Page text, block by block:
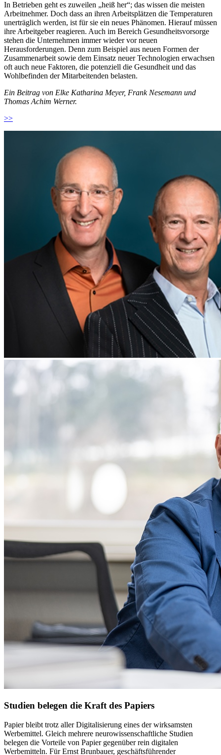
In Betrieben geht es zuweilen „heiß her“; das wissen die meisten
Arbeitnehmer. Doch dass an ihren Arbeitsplätzen die Temperaturen
unerträglich werden, ist für sie ein neues Phänomen. Hierauf müssen
ihre Arbeitgeber reagieren. Auch im Bereich Gesundheitsvorsorge
stehen die Unternehmen immer wieder vor neuen
Herausforderungen. Denn zum Beispiel aus neuen Formen der
Zusammenarbeit sowie dem Einsatz neuer Technologien erwachsen
oft auch neue Faktoren, die potenziell die Gesundheit und das
Wohlbefinden der Mitarbeitenden belasten.
Ein Beitrag von Elke Katharina Meyer, Frank Nesemann und
Thomas Achim Werner.
>>
Studien belegen die Kraft des Papiers
Papier bleibt trotz aller Digitalisierung eines der wirksamsten
Werbemittel. Gleich mehrere neurowissenschaftliche Studien
belegen die Vorteile von Papier gegenüber rein digitalen
Werbemitteln. Für Ernst Brunbauer, geschäftsführender